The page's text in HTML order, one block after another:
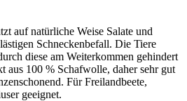
auf natürliche Weise Salate und
Schneckenbefall. Die Tiere
diese am Weiterkommen gehindert
aus 100 % Schafwolle, daher sehr gut
Für Freilandbeete,
geeignet.